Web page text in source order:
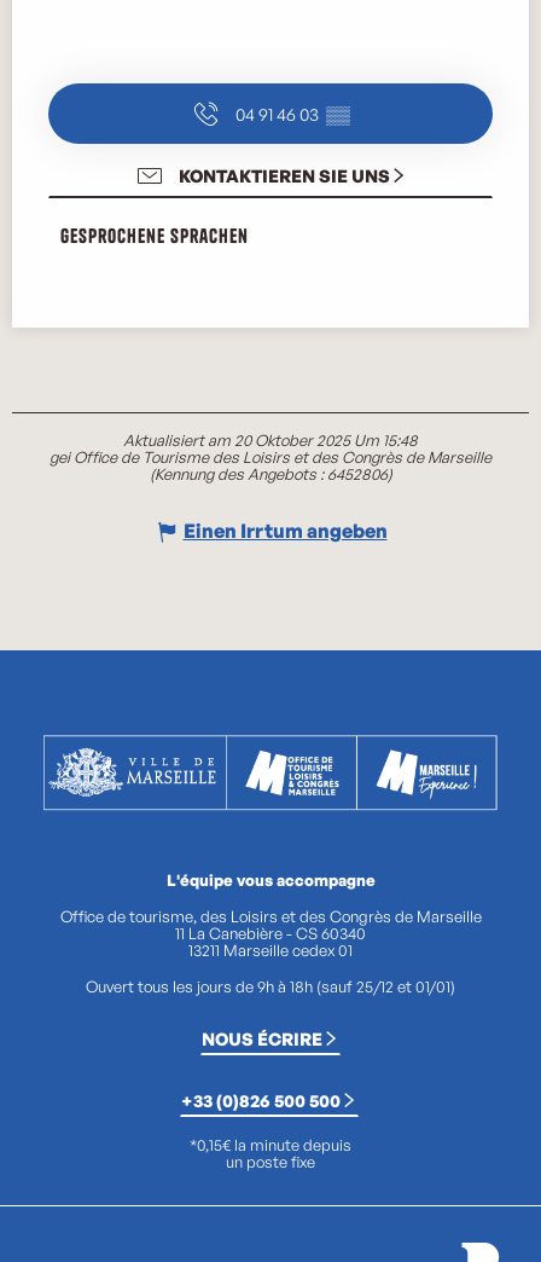
04 91 46 03 ▒▒
KONTAKTIEREN SIE UNS
Gesprochene Sprachen
Gesprochene Sprachen
Aktualisiert am 20 Oktober 2025 Um 15:48
gei Office de Tourisme des Loisirs et des Congrès de Marseille
(Kennung des Angebots :6452806)
Einen Irrtum angeben
L'équipe vous accompagne
Office de tourisme, des Loisirs et des Congrès de Marseille
11 La Canebière - CS 60340
13211 Marseille cedex 01
Ouvert tous les jours de 9h à 18h (sauf 25/12 et 01/01)
NOUS ÉCRIRE
+33 (0)826 500 500
*0,15€ la minute depuis
un poste fixe